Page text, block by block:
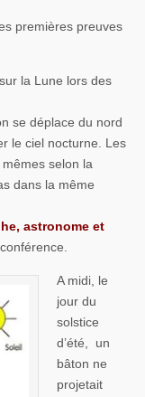
premières preuves
la Lune lors des
se déplace du nord
le ciel nocturne. Les
selon la
dans la même
astronome et
A midi, le
jour du
solstice
d’été, un
bâton ne
projetait